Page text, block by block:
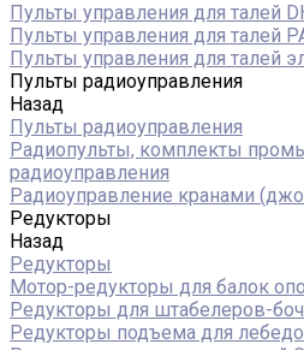
Пульты управления для талей
Пульты управления для талей
Пульты управления для талей
Пульты радиоуправления
Назад
Пульты радиоуправления
Радиопульты, комплекты
радиоуправления
Радиоуправление кранами
Редукторы
Назад
Редукторы
Мотор-редукторы для балок
Редукторы для штабелеров-
Редукторы подъема для